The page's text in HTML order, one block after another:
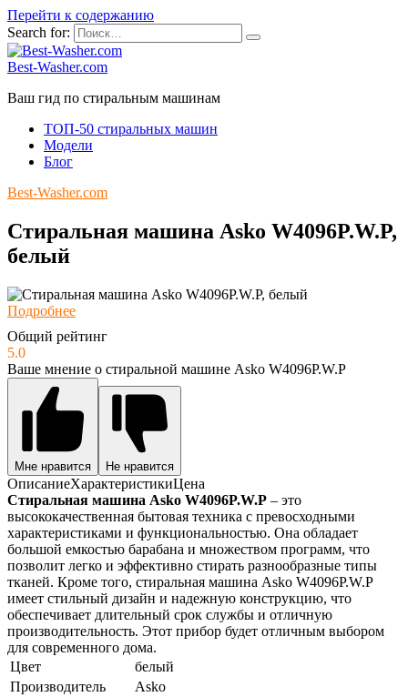
Перейти к содержанию
Search for:
Best-Washer.com
Ваш гид по стиральным машинам
ТОП-50 стиральных машин
Модели
Блог
Best-Washer.com
Стиральная машина Asko W4096P.W.P,
белый
Подробнее
Общий рейтинг
5.0
Ваше мнение о стиральной машине Asko W4096P.W.P
Мне нравится Не нравится
ОписаниеХарактеристикиЦена
Стиральная машина Asko W4096P.W.P – это
высококачественная бытовая техника с превосходными
характеристиками и функциональностью. Она обладает
большой емкостью барабана и множеством программ, что
позволит легко и эффективно стирать разнообразные типы
тканей. Кроме того, стиральная машина Asko W4096P.W.P
имеет стильный дизайн и надежную конструкцию, что
обеспечивает длительный срок службы и отличную
производительность. Этот прибор будет отличным выбором
для современного дома.
Цвет
белый
Производитель
Asko